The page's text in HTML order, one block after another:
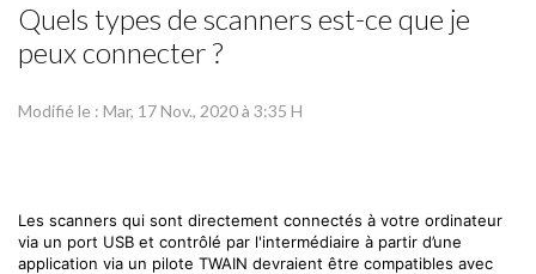
Quels types de scanners est-ce que je
peux connecter ?
Modifié le : Mar, 17 Nov., 2020 à 3:35 H
Les scanners qui sont directement connectés à votre ordinateur
via un port USB et contrôlé par l'intermédiaire à partir d’une
application via un pilote TWAIN devraient être compatibles avec